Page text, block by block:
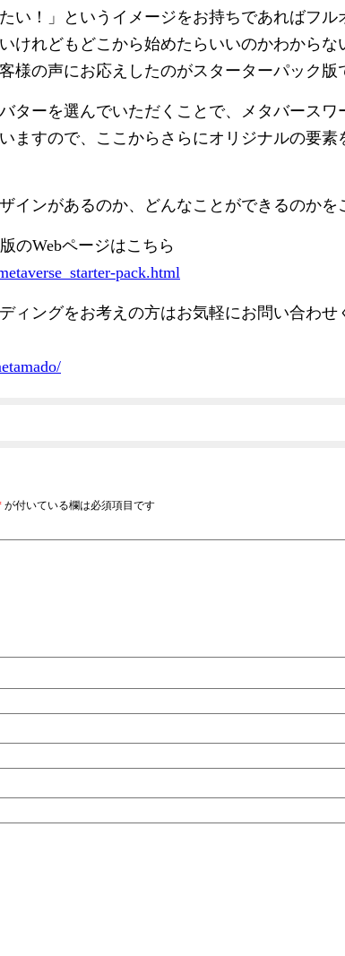
い！」というイメージをお持ちであればフ
けれどもどこから始めたらいいのかわからな
様の声にお応えしたのがスターターパック版
ターを選んでいただくことで、メタバースワ
ますので、ここからさらにオリジナルの要素
インがあるのか、どんなことができるのかを
のWebページはこちら
pack.html
ィングをお考えの方はお気軽にお問い合わせ
が付いている欄は必須項目です